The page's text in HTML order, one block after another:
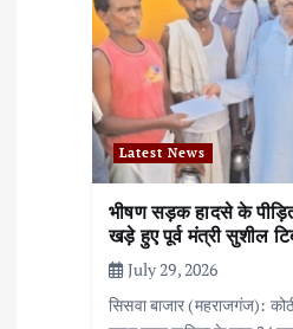
Latest News
भीषण सड़क हादसे के
खड़े हुए पूर्व मंत्री सुशील
July 29, 2026
सिसवा बाजार (महराजगंज):